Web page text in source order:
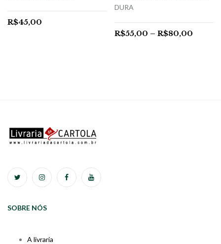
R$45,00
DURA
R$55,00 – R$80,00
SOBRE NÓS
A livraria